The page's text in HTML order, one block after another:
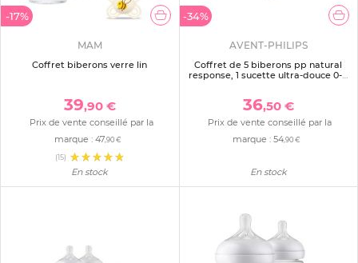
-17%
MAM
Coffret biberons verre lin
39,90 €
Prix de vente conseillé par la
marque :47,90 €
(15)
En stock
-34%
AVENT-PHILIPS
Coffret de 5 biberons pp natural
response, 1 sucette ultra-douce 0-6
330 ml) scd8
36,50 €
Prix de vente conseillé par la
marque :54,90 €
En stock